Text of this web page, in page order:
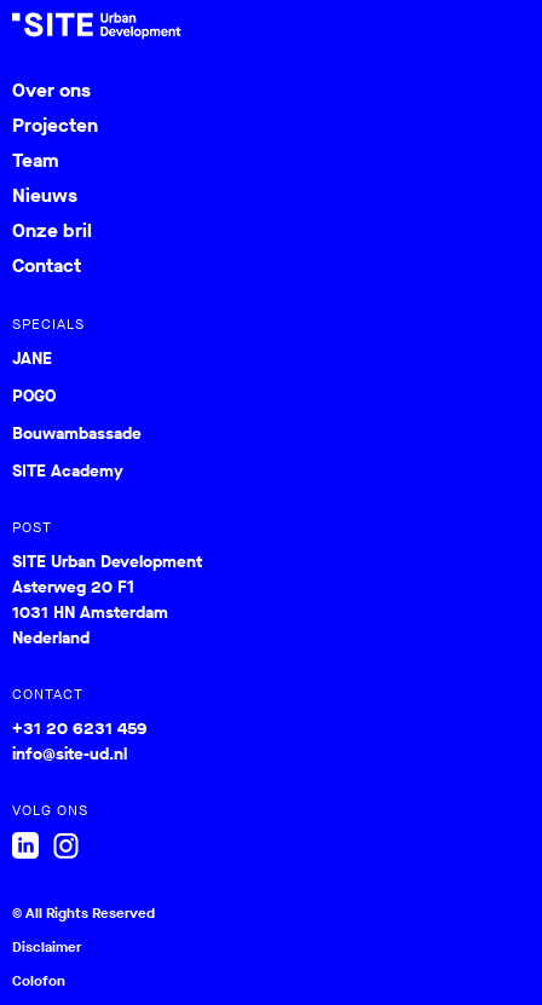
Over ons
Projecten
Team
Nieuws
Onze bril
Contact
SPECIALS
JANE
POGO
Bouwambassade
SITE Academy
POST
SITE Urban Development
Asterweg 20 F1
1031 HN Amsterdam
Nederland
CONTACT
+31 20 6231 459
info@site-ud.nl
VOLG ONS
© All Rights Reserved
Disclaimer
Colofon